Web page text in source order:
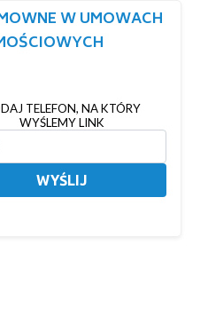
W UMOWACH
TELEFON, NA KTÓRY
WYŚLEMY LINK
WYŚLIJ